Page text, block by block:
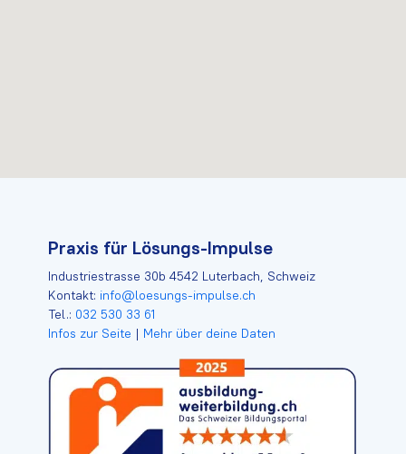
Praxis für Lösungs-Impulse
Industriestrasse 30b 4542 Luterbach, Schweiz
Kontakt: info@loesungs-impulse.ch
Tel.: 032 530 33 61
Infos zur Seite | Mehr über deine Daten